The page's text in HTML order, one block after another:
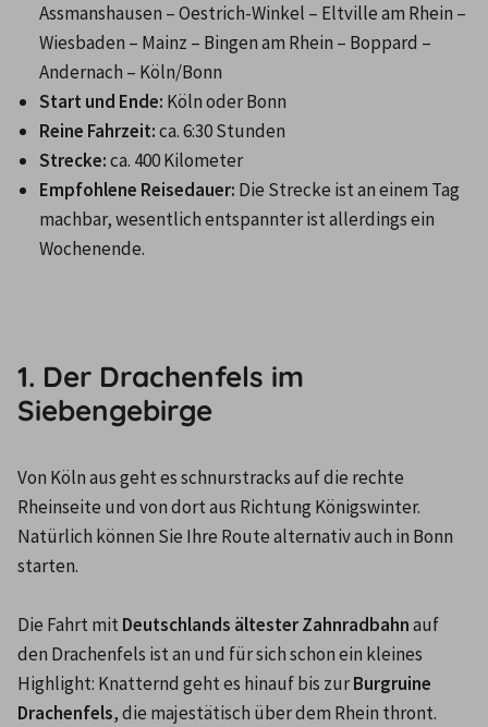
Assmanshausen – Oestrich-Winkel – Eltville am Rhein –
Wiesbaden – Mainz – Bingen am Rhein – Boppard –
Andernach – Köln/Bonn
Start und Ende: Köln oder Bonn
Reine Fahrzeit: ca. 6:30 Stunden
Strecke: ca. 400 Kilometer
Empfohlene Reisedauer: Die Strecke ist an einem Tag
machbar, wesentlich entspannter ist allerdings ein
Wochenende.
1. Der Drachenfels im
Siebengebirge
Von Köln aus geht es schnurstracks auf die rechte
Rheinseite und von dort aus Richtung Königswinter.
Natürlich können Sie Ihre Route alternativ auch in Bonn
starten.
Die Fahrt mit Deutschlands ältester Zahnradbahn auf
den Drachenfels ist an und für sich schon ein kleines
Highlight: Knatternd geht es hinauf bis zur Burgruine
Drachenfels, die majestätisch über dem Rhein thront.